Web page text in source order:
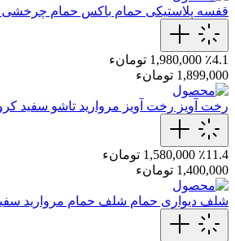
قفسه پلاستیکی حمام باکس حمام چرخشی
٪4.1 1,980,000 تومانء
1,899,000 تومانء
رخت آویز رخت‌ آویز مروارید تاشو سفید‌
٪11.4 1,580,000 تومانء
1,400,000 تومانء
شلف دیواری حمام شلف حمام مروارید